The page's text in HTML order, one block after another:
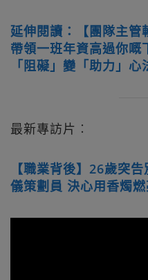
延伸閱讀：【團隊主
帶領一班年資高過你嘅
「阻礙」變「助力」心
最新專訪片︰
【職業背後】26歲突
儀策劃員 決心用香燭